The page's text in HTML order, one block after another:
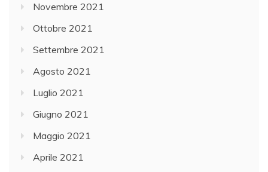
Novembre 2021
Ottobre 2021
Settembre 2021
Agosto 2021
Luglio 2021
Giugno 2021
Maggio 2021
Aprile 2021